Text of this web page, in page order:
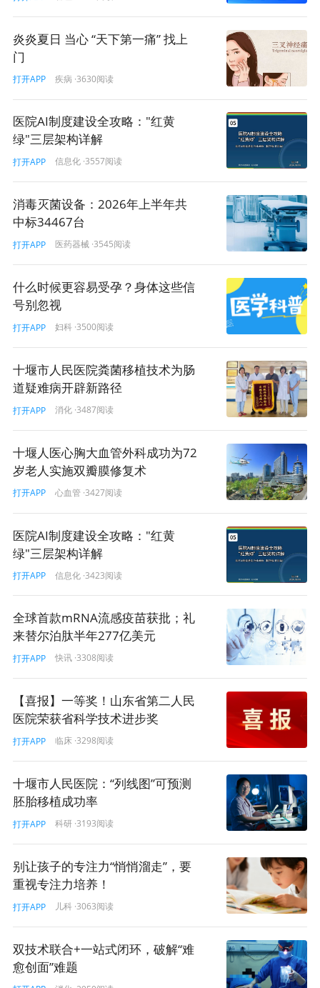
炎炎夏日 当心 “天下第一痛” 找上
门
打开APP 疾病 ·3630阅读
医院AI制度建设全攻略："红黄
绿"三层架构详解
打开APP 信息化 ·3557阅读
消毒灭菌设备：2026年上半年共
中标34467台
打开APP 医药器械 ·3545阅读
什么时候更容易受孕？身体这些信
号别忽视
打开APP 妇科 ·3500阅读
十堰市人民医院粪菌移植技术为肠
道疑难病开辟新路径
打开APP 消化 ·3487阅读
十堰人医心胸大血管外科成功为72
岁老人实施双瓣膜修复术
打开APP 心血管 ·3427阅读
医院AI制度建设全攻略："红黄
绿"三层架构详解
打开APP 信息化 ·3423阅读
全球首款mRNA流感疫苗获批；礼
来替尔泊肽半年277亿美元
打开APP 快讯 ·3308阅读
【喜报】一等奖！山东省第二人民
医院荣获省科学技术进步奖
打开APP 临床 ·3298阅读
十堰市人民医院：“列线图”可预测
胚胎移植成功率
打开APP 科研 ·3193阅读
别让孩子的专注力“悄悄溜走”，要
重视专注力培养！
打开APP 儿科 ·3063阅读
双技术联合+一站式闭环，破解“难
愈创面”难题